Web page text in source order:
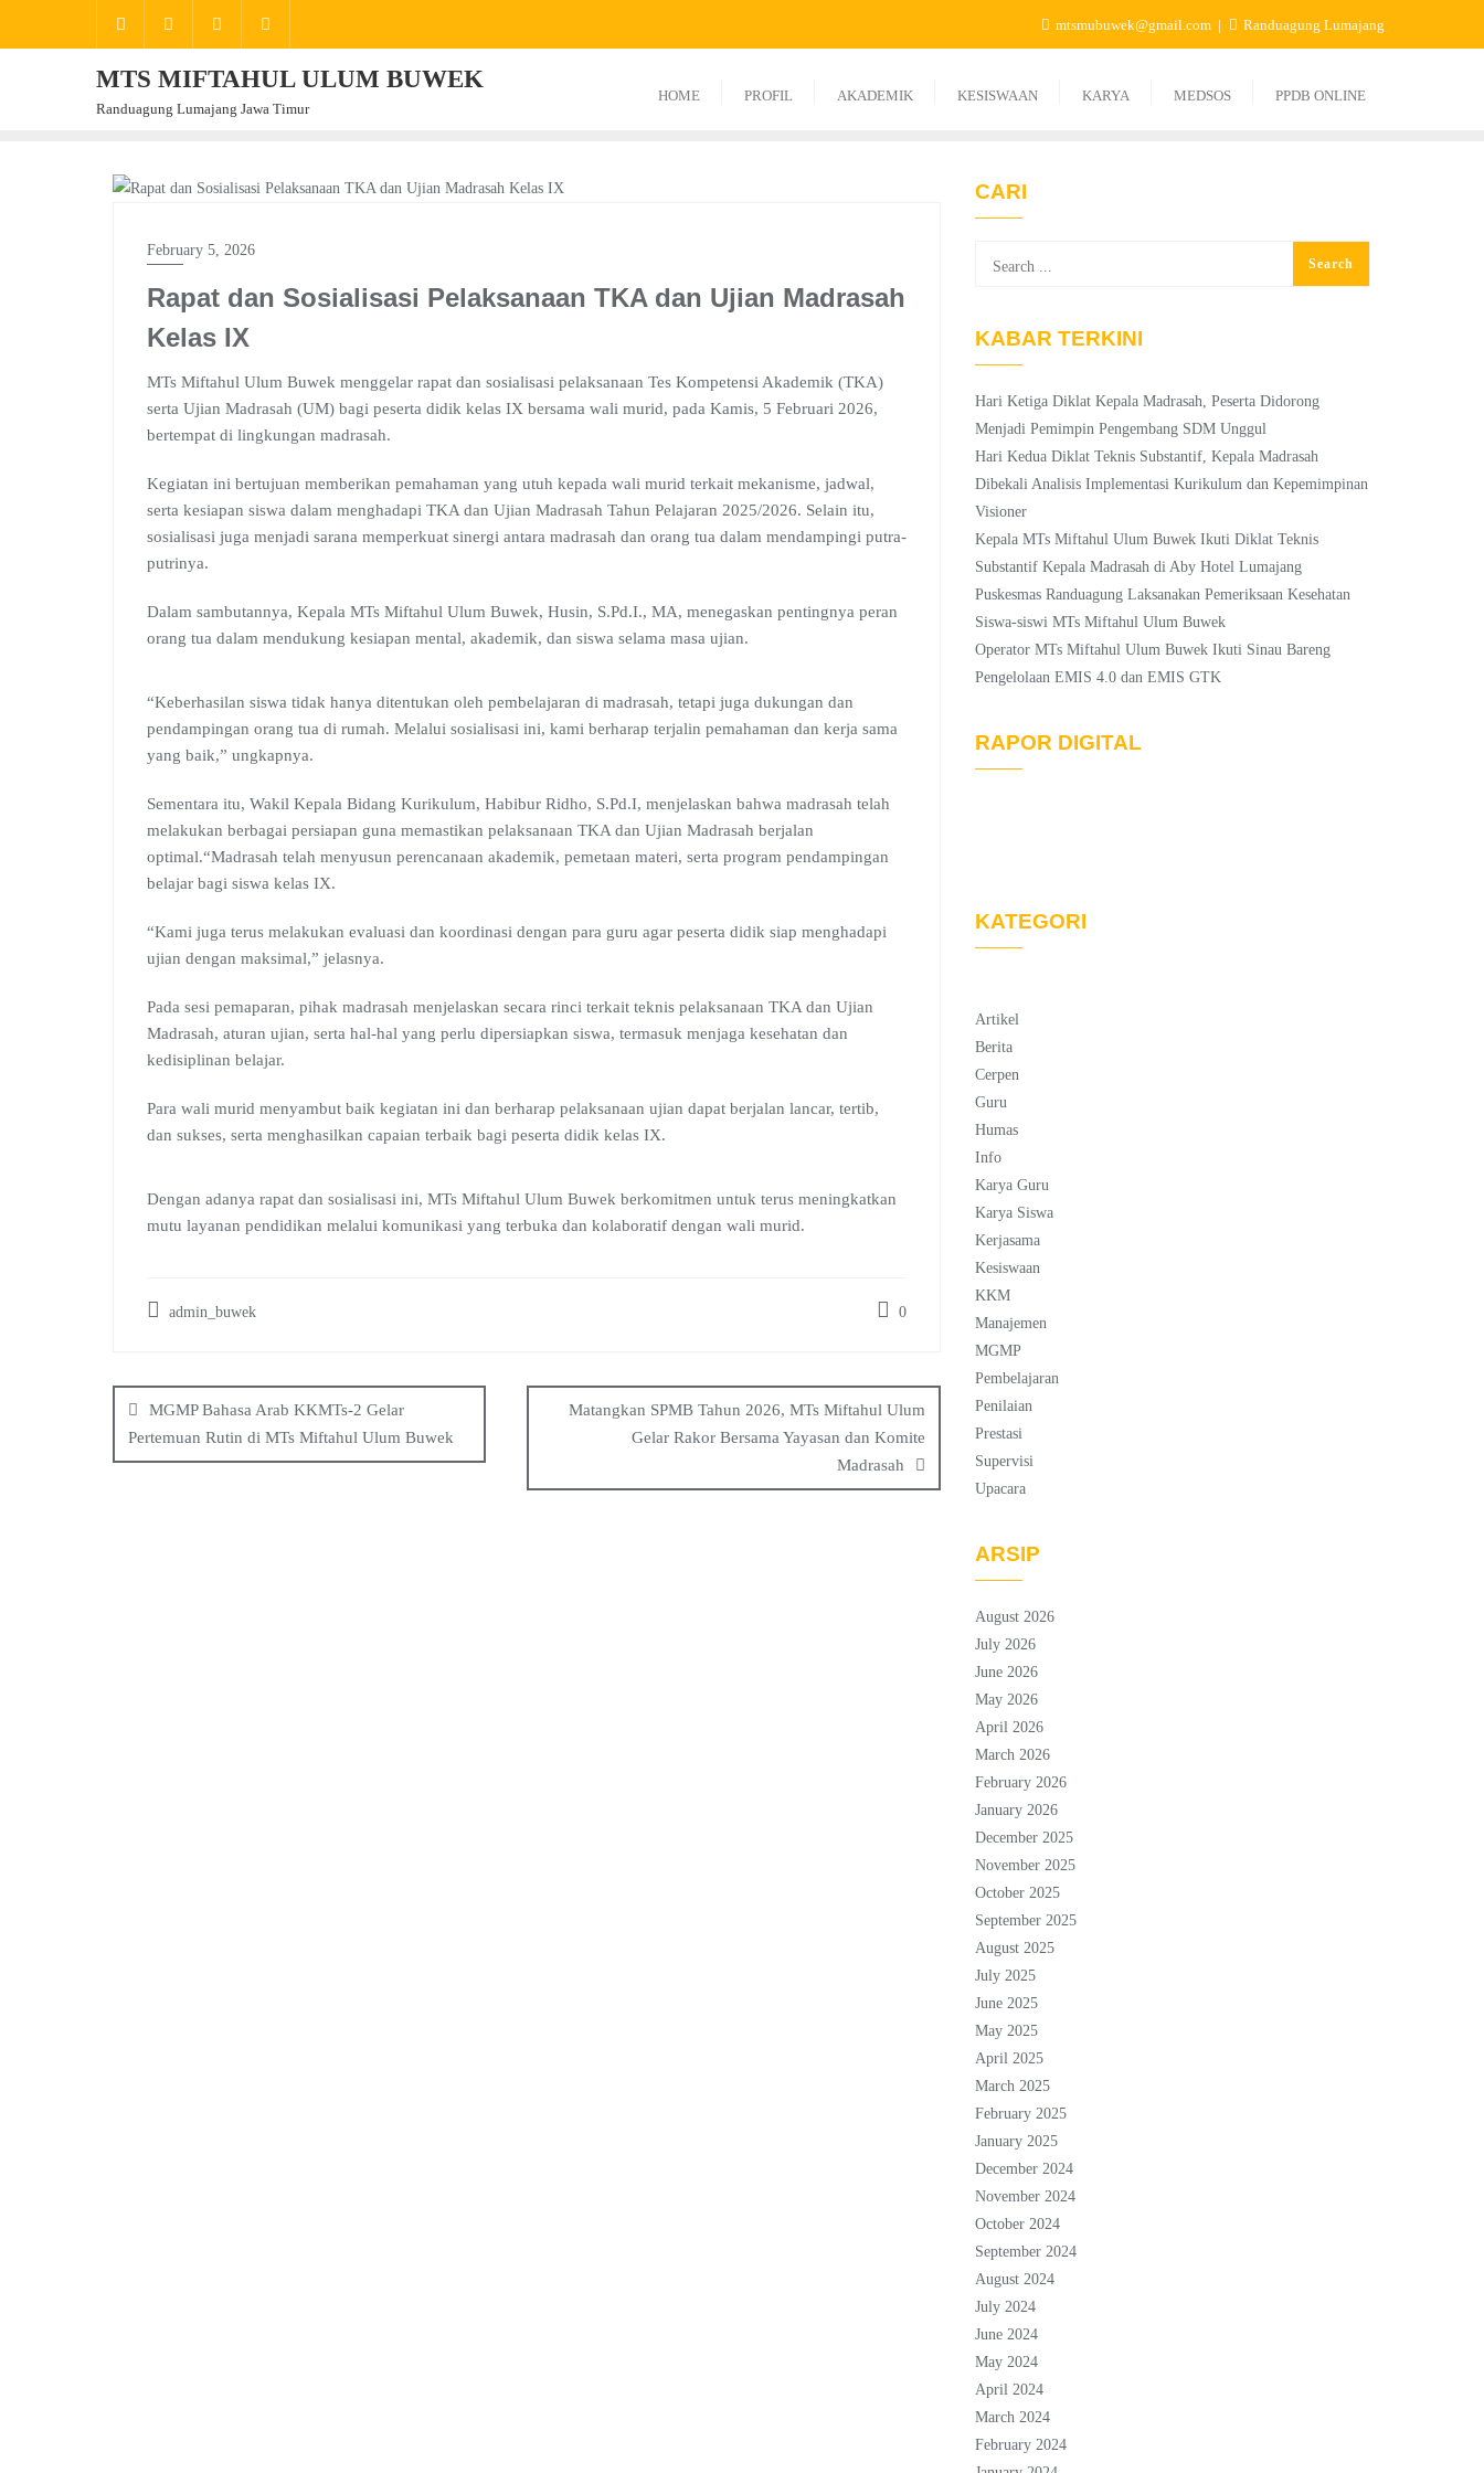
mtsmubuwek@gmail.com Randuagung Lumajang
MTS MIFTAHUL ULUM BUWEK
Randuagung Lumajang Jawa Timur
HOME PROFIL AKADEMIK KESISWAAN KARYA MEDSOS PPDB ONLINE
February 5, 2026
Rapat dan Sosialisasi Pelaksanaan TKA dan Ujian Madrasah
Kelas IX
MTs Miftahul Ulum Buwek menggelar rapat dan sosialisasi pelaksanaan Tes Kompetensi Akademik (TKA)
serta Ujian Madrasah (UM) bagi peserta didik kelas IX bersama wali murid, pada Kamis, 5 Februari 2026,
bertempat di lingkungan madrasah.
Kegiatan ini bertujuan memberikan pemahaman yang utuh kepada wali murid terkait mekanisme, jadwal,
serta kesiapan siswa dalam menghadapi TKA dan Ujian Madrasah Tahun Pelajaran 2025/2026. Selain itu,
sosialisasi juga menjadi sarana memperkuat sinergi antara madrasah dan orang tua dalam mendampingi putra-
putrinya.
Dalam sambutannya, Kepala MTs Miftahul Ulum Buwek, Husin, S.Pd.I., MA, menegaskan pentingnya peran
orang tua dalam mendukung kesiapan mental, akademik, dan siswa selama masa ujian.
“Keberhasilan siswa tidak hanya ditentukan oleh pembelajaran di madrasah, tetapi juga dukungan dan
pendampingan orang tua di rumah. Melalui sosialisasi ini, kami berharap terjalin pemahaman dan kerja sama
yang baik,” ungkapnya.
Sementara itu, Wakil Kepala Bidang Kurikulum, Habibur Ridho, S.Pd.I, menjelaskan bahwa madrasah telah
melakukan berbagai persiapan guna memastikan pelaksanaan TKA dan Ujian Madrasah berjalan
optimal.“Madrasah telah menyusun perencanaan akademik, pemetaan materi, serta program pendampingan
belajar bagi siswa kelas IX.
“Kami juga terus melakukan evaluasi dan koordinasi dengan para guru agar peserta didik siap menghadapi
ujian dengan maksimal,” jelasnya.
Pada sesi pemaparan, pihak madrasah menjelaskan secara rinci terkait teknis pelaksanaan TKA dan Ujian
Madrasah, aturan ujian, serta hal-hal yang perlu dipersiapkan siswa, termasuk menjaga kesehatan dan
kedisiplinan belajar.
Para wali murid menyambut baik kegiatan ini dan berharap pelaksanaan ujian dapat berjalan lancar, tertib,
dan sukses, serta menghasilkan capaian terbaik bagi peserta didik kelas IX.
Dengan adanya rapat dan sosialisasi ini, MTs Miftahul Ulum Buwek berkomitmen untuk terus meningkatkan
mutu layanan pendidikan melalui komunikasi yang terbuka dan kolaboratif dengan wali murid.
admin_buwek 0
navigation
MGMP Bahasa Arab KKMTs-2 Gelar
Pertemuan Rutin di MTs Miftahul Ulum Buwek
Matangkan SPMB Tahun 2026, MTs Miftahul Ulum
Gelar Rakor Bersama Yayasan dan Komite
Madrasah
CARI
KABAR TERKINI
Hari Ketiga Diklat Kepala Madrasah, Peserta Didorong
Menjadi Pemimpin Pengembang SDM Unggul
Hari Kedua Diklat Teknis Substantif, Kepala Madrasah
Dibekali Analisis Implementasi Kurikulum dan Kepemimpinan
Visioner
Kepala MTs Miftahul Ulum Buwek Ikuti Diklat Teknis
Substantif Kepala Madrasah di Aby Hotel Lumajang
Puskesmas Randuagung Laksanakan Pemeriksaan Kesehatan
Siswa-siswi MTs Miftahul Ulum Buwek
Operator MTs Miftahul Ulum Buwek Ikuti Sinau Bareng
Pengelolaan EMIS 4.0 dan EMIS GTK
RAPOR DIGITAL
KATEGORI
Artikel
Berita
Cerpen
Guru
Humas
Info
Karya Guru
Karya Siswa
Kerjasama
Kesiswaan
KKM
Manajemen
MGMP
Pembelajaran
Penilaian
Prestasi
Supervisi
Upacara
ARSIP
August 2026
July 2026
June 2026
May 2026
April 2026
March 2026
February 2026
January 2026
December 2025
November 2025
October 2025
September 2025
August 2025
July 2025
June 2025
May 2025
April 2025
March 2025
February 2025
January 2025
December 2024
November 2024
October 2024
September 2024
August 2024
July 2024
June 2024
May 2024
April 2024
March 2024
February 2024